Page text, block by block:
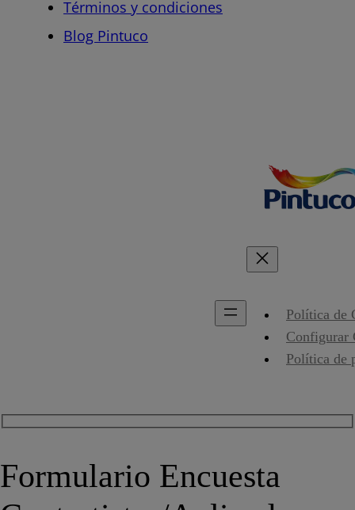
Términos y condiciones
Blog Pintuco
Política de
Configurar
Política de
Formulario Encuesta